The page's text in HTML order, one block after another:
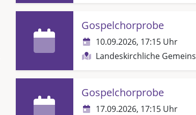
Gospelchorprobe
10.09.2026, 17:15 Uhr
Landeskirchliche
Gospelchorprobe
17.09.2026, 17:15 Uhr